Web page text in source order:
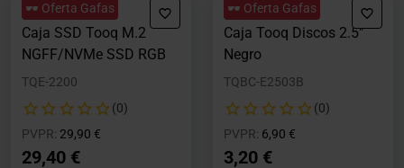
🕶️ Oferta Gafas
Caja SSD Tooq M.2
NGFF/NVMe SSD RGB
TQE-2200
(0)
PVPR: Precio rebajado desde
29,90 €
29,40 €
🕶️ Oferta Gafas
Caja Tooq Discos 2.5"
Negro
TQBC-E2503B
(0)
PVPR: Precio rebajado desde
6,90 €
3,20 €